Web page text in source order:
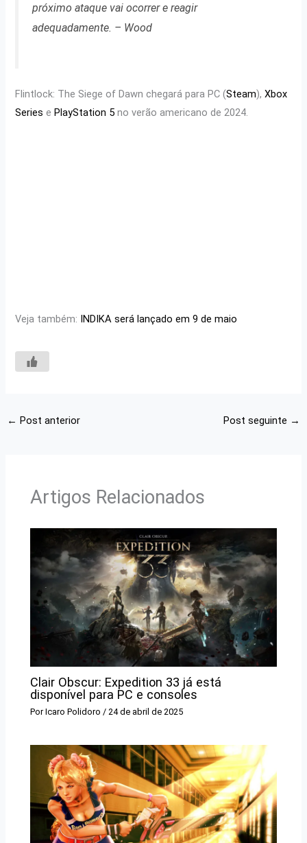
próximo ataque vai ocorrer e reagir
adequadamente. – Wood
Flintlock: The Siege of Dawn chegará para PC (Steam),Xbox
Series e PlayStation 5 no verão americano de 2024.
Veja também: INDIKA será lançado em 9 de maio
← Post anterior Post seguinte →
Artigos Relacionados
Clair Obscur: Expedition 33 já está
disponível para PC e consoles
PorIcaro Polidoro / 24 de abril de 2025